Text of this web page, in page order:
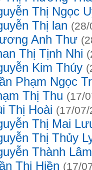
Thị Ngọc
Thị lan
Anh Thư
Thị Tịnh Nhi
Kim Thúy
Phạm Ngọc
Thị Thu (17/
Thị Hoài (17/
Thị Mai
Thị Thủy
Thành Lâm
Thị Hiền (17/